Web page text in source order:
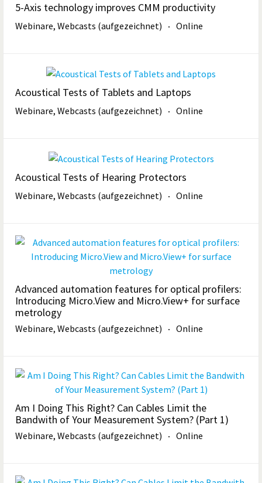
5-Axis technology improves CMM productivity
Webinare, Webcasts (aufgezeichnet) Online
Acoustical Tests of Tablets and Laptops
Webinare, Webcasts (aufgezeichnet) Online
Acoustical Tests of Hearing Protectors
Webinare, Webcasts (aufgezeichnet) Online
Advanced automation features for optical profilers:
Introducing Micro.View and Micro.View+ for surface
metrology
Webinare, Webcasts (aufgezeichnet) Online
Am I Doing This Right? Can Cables Limit the
Bandwith of Your Measurement System? (Part 1)
Webinare, Webcasts (aufgezeichnet) Online